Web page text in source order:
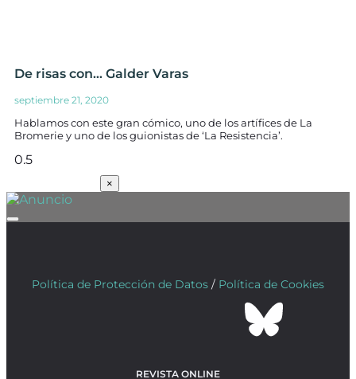
De risas con… Galder Varas
septiembre 21, 2020
Hablamos con este gran cómico, uno de los artífices de La
Bromerie y uno de los guionistas de ‘La Resistencia’.
×
Política de Protección de Datos / Política de Cookies
REVISTA ONLINE